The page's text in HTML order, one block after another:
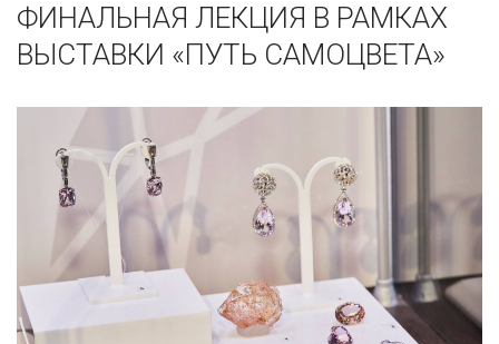
Новости
Статьи
г. Москва, ул. Русаковская, д. 1
+7-926-223-15-60
ФИНАЛЬНАЯ ЛЕКЦИЯ В РАМКАХ
ВЫСТАВКИ «ПУТЬ САМОЦВЕТА»